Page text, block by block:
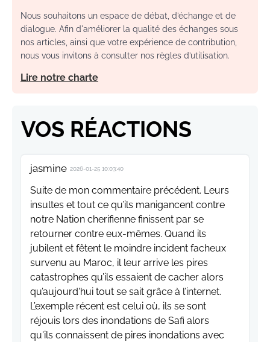
Nous souhaitons un espace de débat, d’échange et de
dialogue. Afin d'améliorer la qualité des échanges sous
nos articles, ainsi que votre expérience de contribution,
nous vous invitons à consulter nos règles d’utilisation.
Lire notre charte
VOS RÉACTIONS
jasmine 2026-01-25 10:03:40
Suite de mon commentaire précédent. Leurs
insultes et tout ce qu’ils manigancent contre
notre Nation cherifienne finissent par se
retourner contre eux-mêmes. Quand ils
jubilent et fêtent le moindre incident facheux
survenu au Maroc, il leur arrive les pires
catastrophes qu’ils essaient de cacher alors
qu’aujourd'hui tout se sait grâce à l’internet.
L’exemple récent est celui où, ils se sont
réjouis lors des inondations de Safi alors
qu'ils connaissent de pires inondations avec